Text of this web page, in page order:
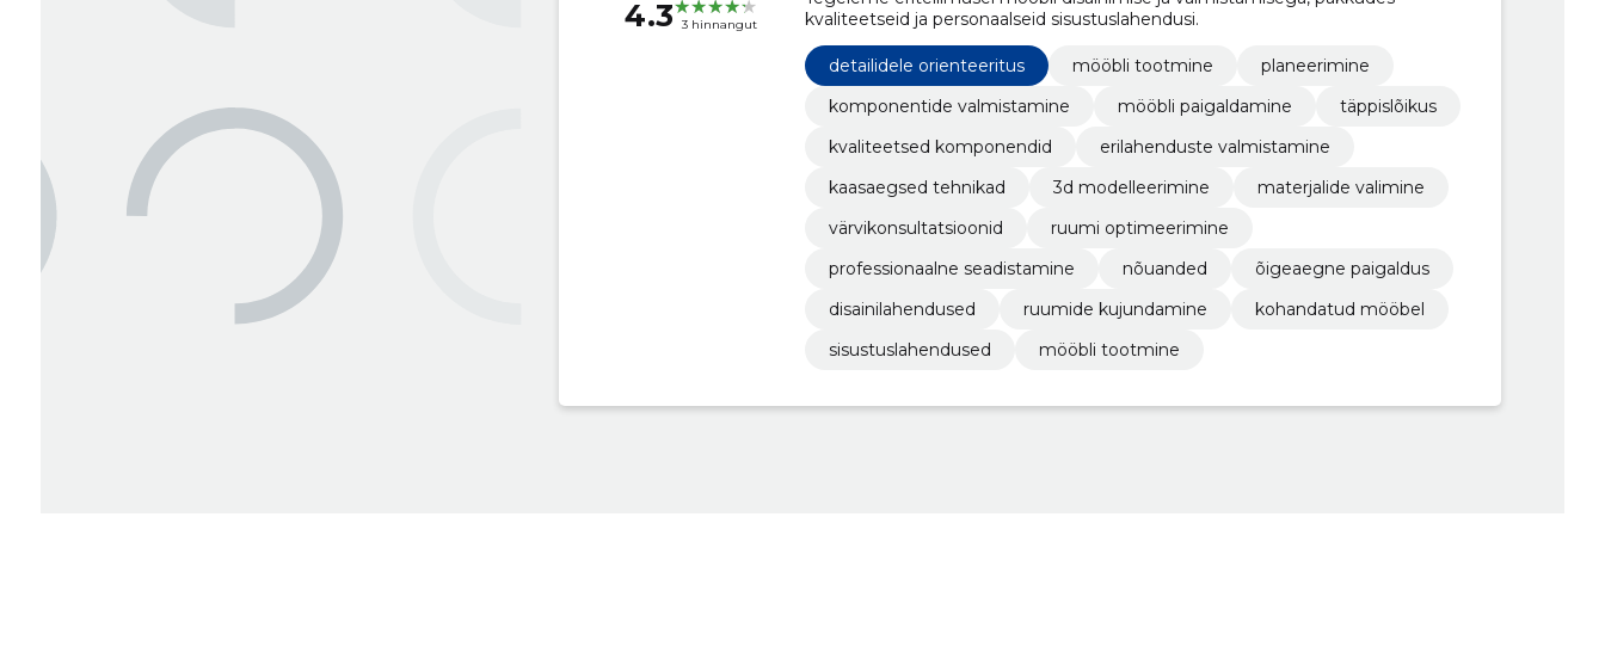
4.3 3 hinnangut
kvaliteetseid ja personaalseid sisustuslahendusi.
detailidele orienteeritus mööbli tootmine
planeerimine
komponentide valmistamine
mööbli paigaldamine
täppislõikus
kvaliteetsed komponendid
erilahenduste valmistamine
kaasaegsed tehnikad
3d modelleerimine
materjalide valimine
värvikonsultatsioonid
ruumi optimeerimine
professionaalne seadistamine
nõuanded
õigeaegne paigaldus
disainilahendused
ruumide kujundamine
kohandatud mööbel
sisustuslahendused
mööbli tootmine